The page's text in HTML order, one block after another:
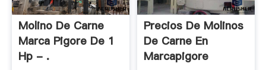
Molino De Carne
Marca Pigore De 1
Hp - .
Precios De Molinos
De Carne En
Marcapigore